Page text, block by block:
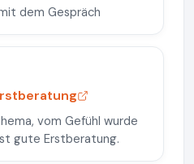
dem Gespräch
vom Gefühl wurde
gute Erstberatung.